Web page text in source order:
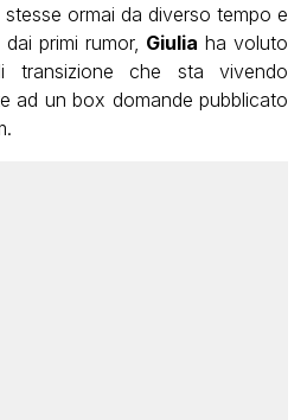
ormai da diverso tempo e
primi rumor, Giulia ha voluto
transizione che sta vivendo
ad un box domande pubblicato